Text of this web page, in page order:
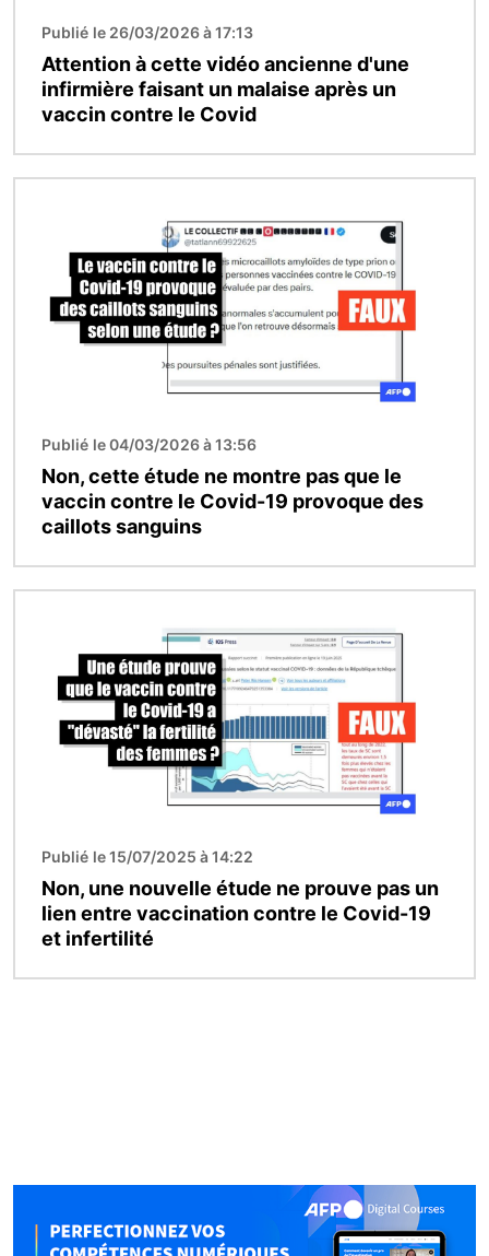
Publié le 26/03/2026 à 17:13
Attention à cette vidéo ancienne d'une
infirmière faisant un malaise après un
vaccin contre le Covid
Publié le 04/03/2026 à 13:56
Non, cette étude ne montre pas que le
vaccin contre le Covid-19 provoque des
caillots sanguins
Publié le 15/07/2025 à 14:22
Non, une nouvelle étude ne prouve pas un
lien entre vaccination contre le Covid-19
et infertilité